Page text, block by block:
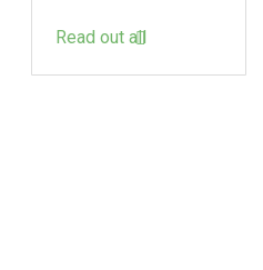
Read out all